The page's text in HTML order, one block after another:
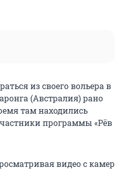
из своего вольера в
(Австралия) рано
там находились
программы «Рёв
видео с камер